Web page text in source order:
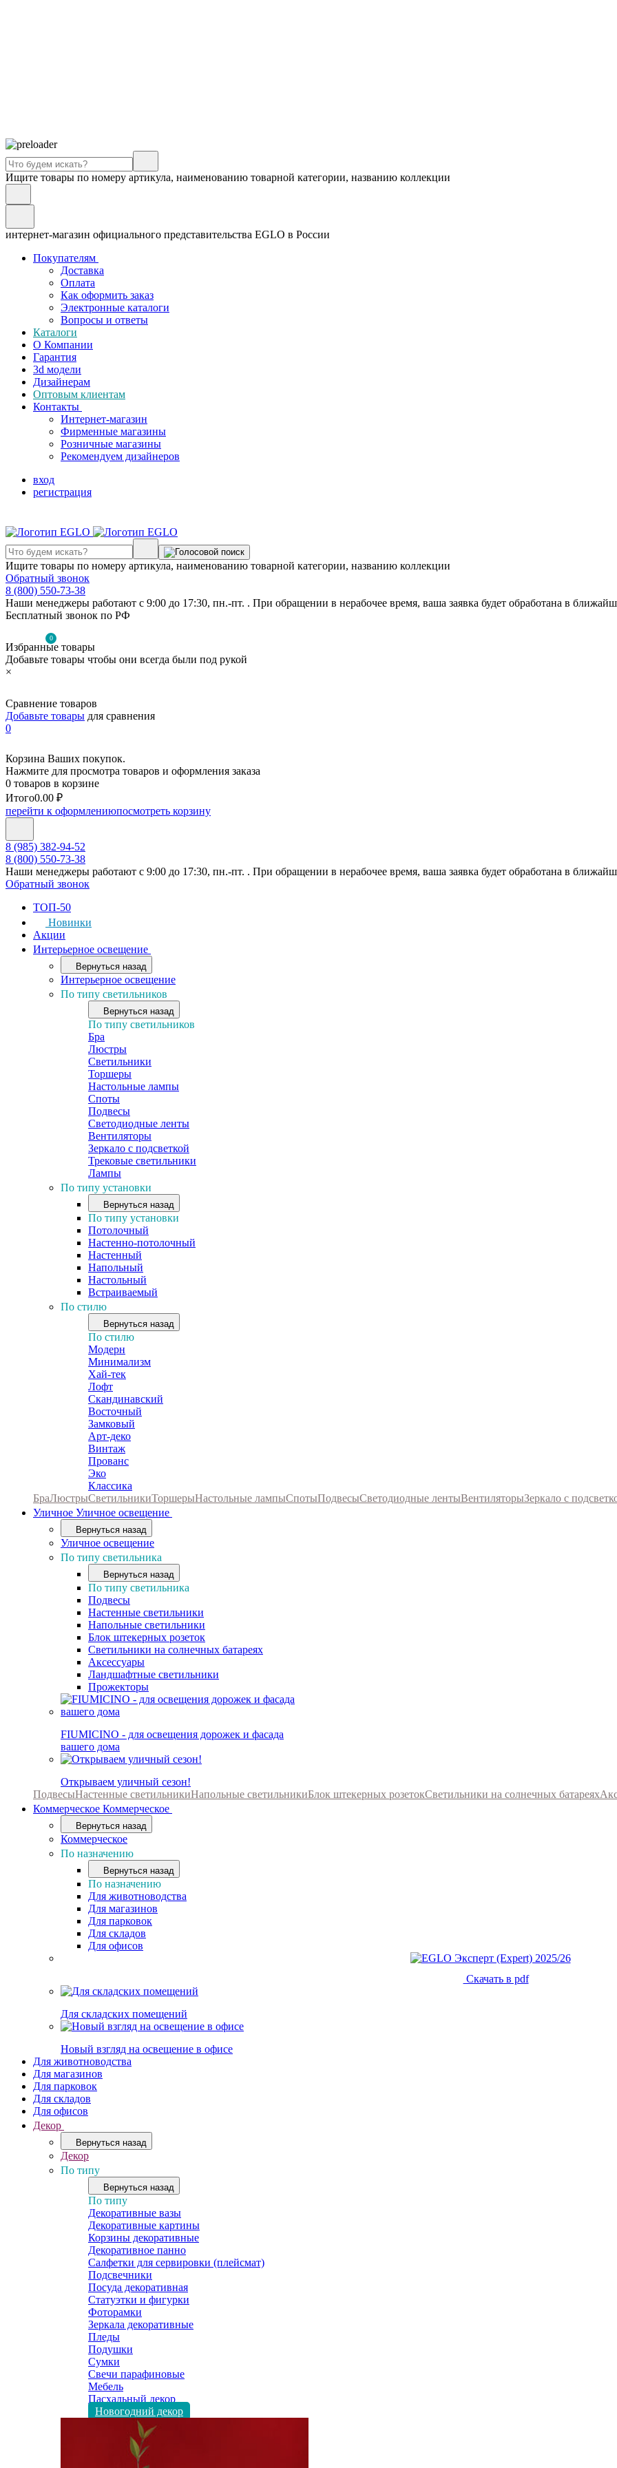
Ищите товары по номеру артикула, наименованию товарной категории, названию коллекции
интернет-магазин официального представительства EGLO в России
Покупателям
Доставка
Оплата
Как оформить заказ
Электронные каталоги
Вопросы и ответы
Каталоги
О Компании
Гарантия
3d модели
Дизайнерам
Оптовым клиентам
Контакты
Интернет-магазин
Фирменные магазины
Розничные магазины
Рекомендуем дизайнеров
вход
регистрация
Ищите товары по номеру артикула, наименованию товарной категории, названию коллекции
Обратный звонок
8 (800) 550-73-38
Наши менеджеры работают с 9:00 до 17:30, пн.-пт. . При обращении в нерабочее время, ваша заявка будет обработана в
Бесплатный звонок по РФ
0
Избранные товары
Добавьте товары чтобы они всегда были под рукой
×
Сравнение товаров
Добавьте товары для сравнения
0
Корзина Ваших покупок.
Нажмите для просмотра товаров и оформления заказа
0 товаров в корзине
Итого0.00 ₽
перейти к оформлениюпосмотреть корзину
8 (985) 382-94-52
8 (800) 550-73-38
Наши менеджеры работают с 9:00 до 17:30, пн.-пт. . При обращении в нерабочее время, ваша заявка будет обработана в
Обратный звонок
ТОП-50
Новинки
Акции
Интерьерное освещение
Вернуться назад
Интерьерное освещение
По типу светильников
Вернуться назад
По типу светильников
Бра
Люстры
Светильники
Торшеры
Настольные лампы
Споты
Подвесы
Светодиодные ленты
Вентиляторы
Зеркало с подсветкой
Трековые светильники
Лампы
По типу установки
Вернуться назад
По типу установки
Потолочный
Настенно-потолочный
Настенный
Напольный
Настольный
Встраиваемый
По стилю
Вернуться назад
По стилю
Модерн
Минимализм
Хай-тек
Лофт
Скандинавский
Восточный
Замковый
Арт-деко
Винтаж
Прованс
Эко
Классика
БраЛюстрыСветильникиТоршерыНастольные лампыСпотыПодвесыСветодиодные лентыВентиляторыЗеркало с
Уличное Уличное освещение
Вернуться назад
Уличное освещение
По типу светильника
Вернуться назад
По типу светильника
Подвесы
Настенные светильники
Напольные светильники
Блок штекерных розеток
Светильники на солнечных батареях
Аксессуары
Ландшафтные светильники
Прожекторы
FIUMICINO - для освещения дорожек и фасада
вашего дома
Открываем уличный сезон!
ПодвесыНастенные светильникиНапольные светильникиБлок штекерных розетокСветильники на солнечных батареях
Коммерческое Коммерческое
Вернуться назад
Коммерческое
По назначению
Вернуться назад
По назначению
Для животноводства
Для магазинов
Для парковок
Для складов
Для офисов
Скачать в pdf
Для складских помещений
Новый взгляд на освещение в офисе
Для животноводства
Для магазинов
Для парковок
Для складов
Для офисов
Декор
Вернуться назад
Декор
По типу
Вернуться назад
По типу
Декоративные вазы
Декоративные картины
Корзины декоративные
Декоративное панно
Салфетки для сервировки (плейсмат)
Подсвечники
Посуда декоративная
Статуэтки и фигурки
Фоторамки
Зеркала декоративные
Пледы
Подушки
Сумки
Свечи парафиновые
Мебель
Пасхальный декор
Новогодний декор